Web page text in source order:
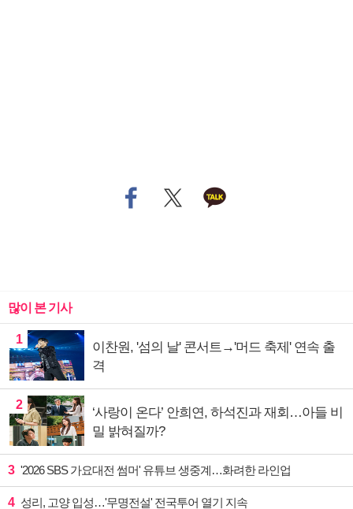
많이 본 기사
1
이찬원, '섬의 날' 콘서트→'머드 축제' 연속 출
격
2
‘사랑이 온다’ 안희연, 하석진과 재회…아들 비
밀 밝혀질까?
3 '2026 SBS 가요대전 썸머' 유튜브 생중계…화려한 라인업
4 성리, 고양 입성…'무명전설' 전국투어 열기 지속